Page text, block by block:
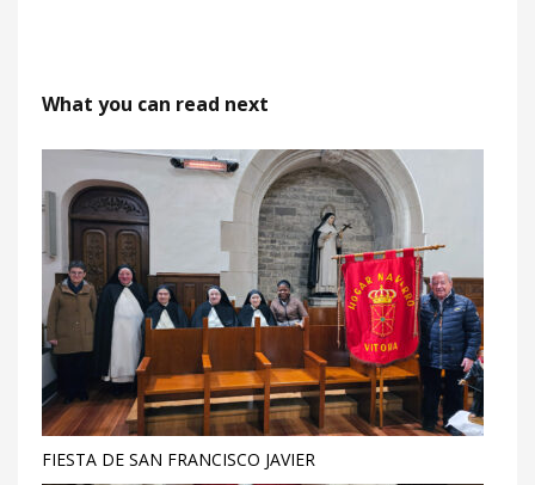
What you can read next
FIESTA DE SAN FRANCISCO JAVIER